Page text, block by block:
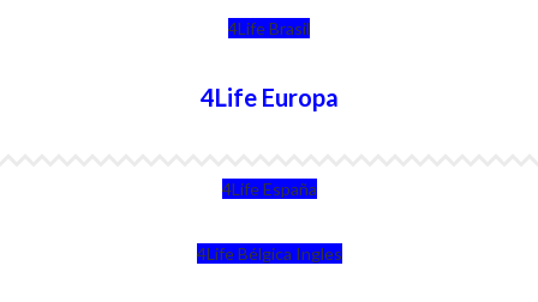
4Life Brasil
4Life Europa
4Life España
4Life Bélgica Ingles